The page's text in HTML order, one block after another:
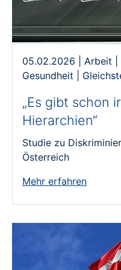
05.02.2026 Arbeit
Gesundheit
„Es gibt schon
Hierarchien“
Studie zu
Österreich
Mehr erfahren